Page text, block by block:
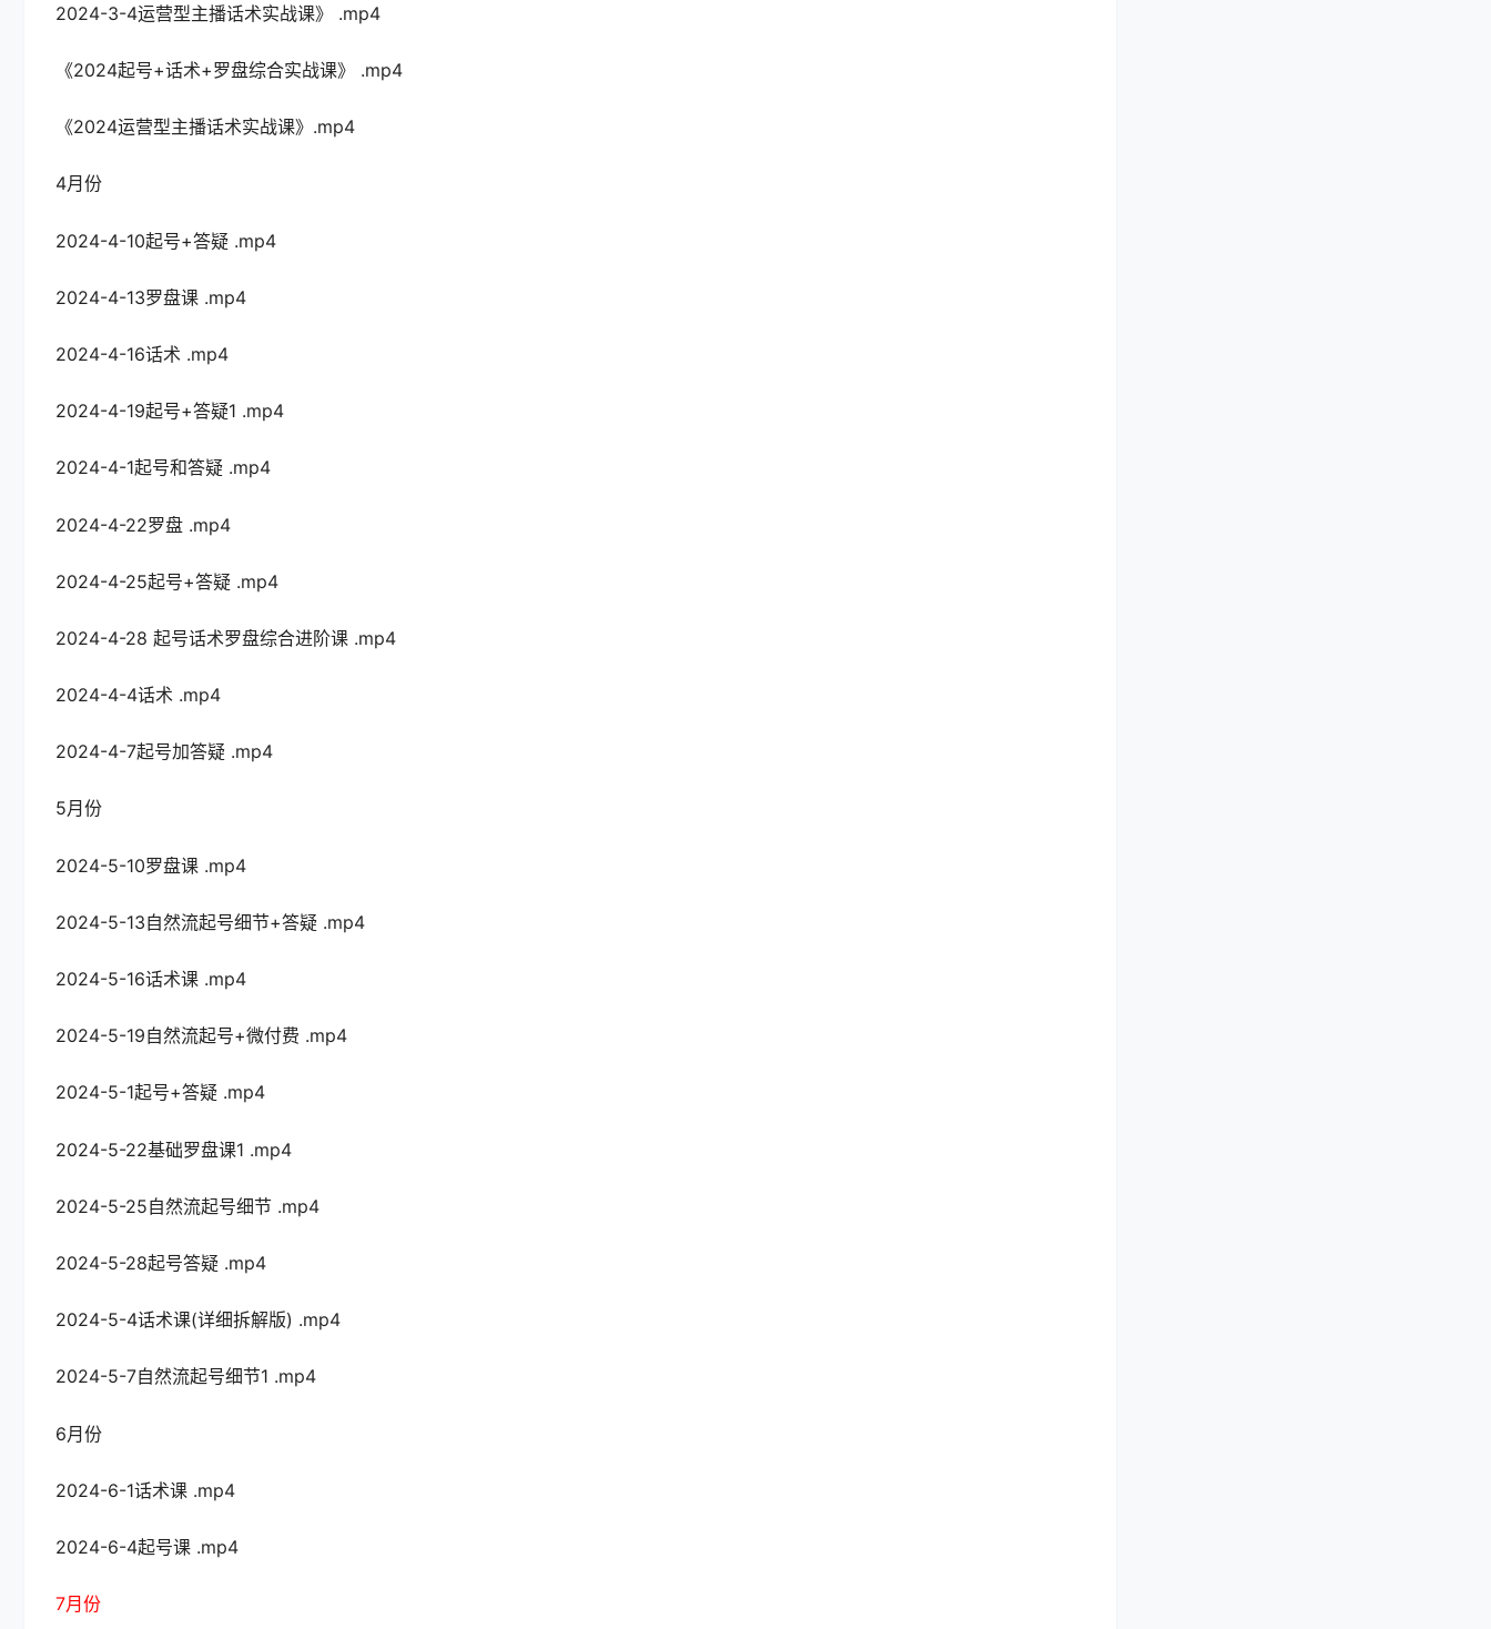
2024-3-4运营型主播话术实战课》 .mp4
《2024起号+话术+罗盘综合实战课》 .mp4
《2024运营型主播话术实战课》.mp4
4月份
2024-4-10起号+答疑 .mp4
2024-4-13罗盘课 .mp4
2024-4-16话术 .mp4
2024-4-19起号+答疑1 .mp4
2024-4-1起号和答疑 .mp4
2024-4-22罗盘 .mp4
2024-4-25起号+答疑 .mp4
2024-4-28 起号话术罗盘综合进阶课 .mp4
2024-4-4话术 .mp4
2024-4-7起号加答疑 .mp4
5月份
2024-5-10罗盘课 .mp4
2024-5-13自然流起号细节+答疑 .mp4
2024-5-16话术课 .mp4
2024-5-19自然流起号+微付费 .mp4
2024-5-1起号+答疑 .mp4
2024-5-22基础罗盘课1 .mp4
2024-5-25自然流起号细节 .mp4
2024-5-28起号答疑 .mp4
2024-5-4话术课(详细拆解版) .mp4
2024-5-7自然流起号细节1 .mp4
6月份
2024-6-1话术课 .mp4
2024-6-4起号课 .mp4
7月份